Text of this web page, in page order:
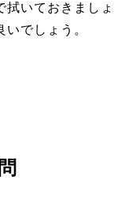
拭いておきましょ
でしょう。